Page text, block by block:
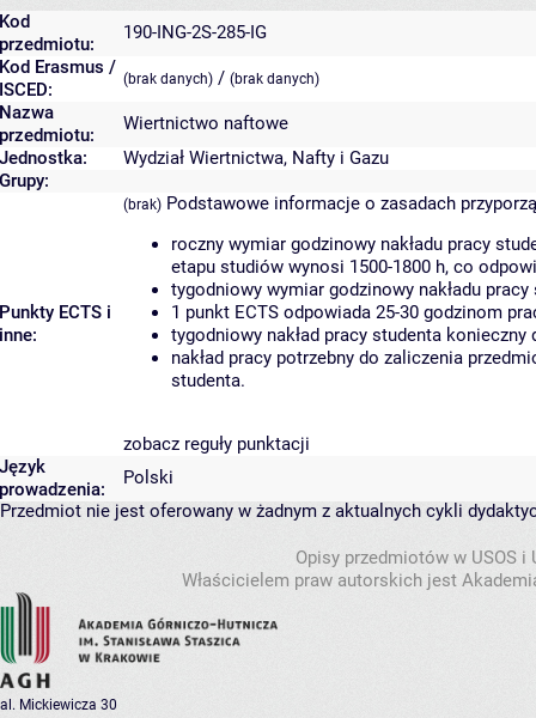
Kod
przedmiotu:
190-ING-2S-285-IG
Kod Erasmus /
ISCED:
(brak danych) / (brak danych)
Nazwa
przedmiotu:
Wiertnictwo naftowe
Jednostka:
Wydział Wiertnictwa, Nafty i Gazu
Grupy:
Punkty ECTS i
inne:
(brak) Podstawowe informacje o zasadach
roczny wymiar godzinowy nakładu pracy
etapu studiów wynosi 1500-1800 h, co
tygodniowy wymiar godzinowy nakładu
1 punkt ECTS odpowiada 25-30 godzinom
tygodniowy nakład pracy studenta
nakład pracy potrzebny do zaliczenia
studenta.
zobacz reguły punktacji
Język
prowadzenia:
Polski
Przedmiot nie jest oferowany w żadnym z aktualnych cykli
Opisy przedmiotów w USOS
Właścicielem praw autorskich jest
al. Mickiewicza 30